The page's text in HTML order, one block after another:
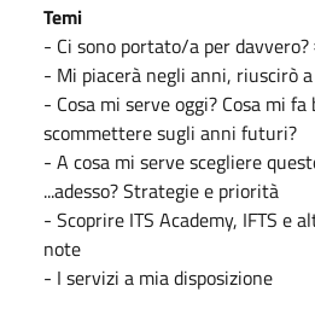
Temi
- Ci sono portato/a per
- Mi piacerà negli anni, riuscirò
- Cosa mi serve oggi? Cosa mi fa
scommettere sugli anni futuri?
- A cosa mi serve scegliere
...adesso? Strategie e priorità
- Scoprire ITS Academy, IFTS e
note
- I servizi a mia disposizione